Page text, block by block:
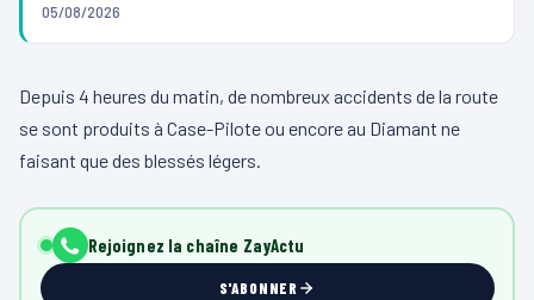
05/08/2026
Depuis 4 heures du matin, de nombreux accidents de la route
se sont produits à Case-Pilote ou encore au Diamant ne
faisant que des blessés légers.
Rejoignez la chaîne ZayActu
S'ABONNER